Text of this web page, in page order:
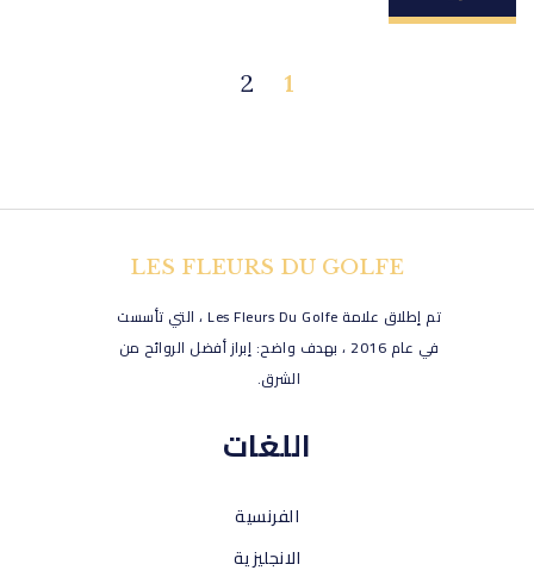
1
2
LES FLEURS DU GOLFE
تم إطلاق علامة Les Fleurs Du Golfe ، التي تأسست
في عام 2016 ، بهدف واضح: إبراز أفضل الروائح من
الشرق.
اللغات
الفرنسية
الانجليزية